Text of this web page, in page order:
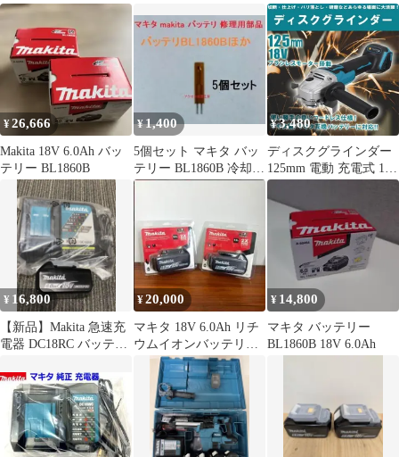
DC18RF バッテリ2個
+急速充電器セット
【203】
¥26,666
Makita 18V 6.0Ah バッ
テリー BL1860B
¥1,400
5個セット マキタ バッ
テリー BL1860B 冷却中
点滅修理 温度センサー
¥3,480
ディスクグラインダー
125mm 電動 充電式 18v
14.4v 互換 研磨機 コー
ドレス ブラシレス DIY
makita マキタバッテリ
ー対応 変速 アングルグ
ラインダー 金属研磨 研
削 木工切断 表面仕上げ
錆落とし
¥ 16,800
【新品】Makita 急速充
電器 DC18RC バッテリ
¥20,000
マキタ 18V 6.0Ah リチ
ウムイオンバッテリー
BL1860B 2個セット
¥ 14,800
マキタ バッテリー
BL1860B 18V 6.0Ah